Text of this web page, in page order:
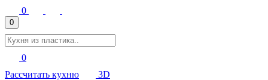
0
0
0
Рассчитать кухню
3D